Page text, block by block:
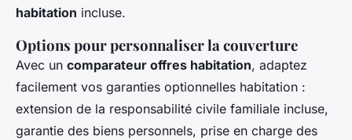
habitation incluse.
Options pour personnaliser la couverture
Avec un comparateur offres habitation, adaptez
facilement vos garanties optionnelles habitation :
extension de la responsabilité civile familiale incluse,
garantie des biens personnels, prise en charge des